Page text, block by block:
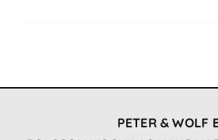
PETER & WOLF